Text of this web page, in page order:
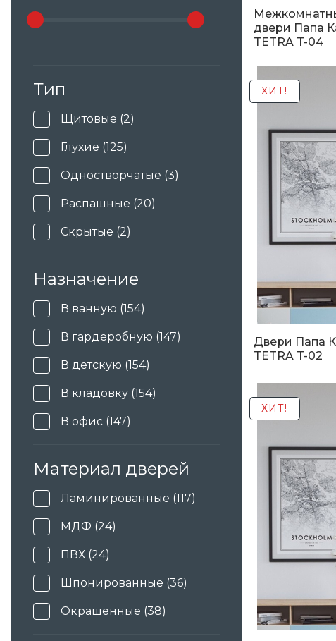
Тип
Щитовые (2)
Глухие (125)
Одностворчатые (3)
Распашные (20)
Скрытые (2)
Эконом класса (94)
Элитные (47)
Назначение
В ванную (154)
В гардеробную (147)
В детскую (154)
В кладовку (154)
В офис (147)
В туалет (154)
В кухню (154)
Материал дверей
Ламинированные (117)
МДФ (24)
ПВХ (24)
Шпонированные (36)
Окрашенные (38)
двери Папа
TETRA T-04
4 825грн.
ХИТ!
Двери Папа
TETRA T-02
4 945грн.
ХИТ!